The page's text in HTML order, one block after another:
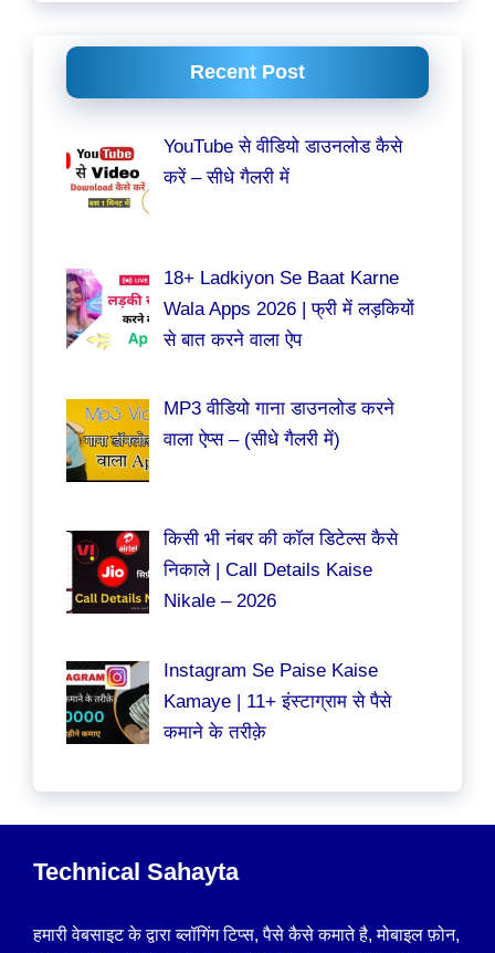
Recent Post
YouTube से वीडियो डाउनलोड कैसे
करें – सीधे गैलरी में
18+ Ladkiyon Se Baat Karne
Wala Apps 2026 | फ्री में लड़कियों
से बात करने वाला ऐप
MP3 वीडियो गाना डाउनलोड करने
वाला ऐप्स – (सीधे गैलरी में)
किसी भी नंबर की कॉल डिटेल्स कैसे
निकाले | Call Details Kaise
Nikale – 2026
Instagram Se Paise Kaise
Kamaye | 11+ इंस्टाग्राम से पैसे
कमाने के तरीक़े
Technical Sahayta
हमारी वेबसाइट के द्वारा ब्लॉगिंग टिप्स, पैसे कैसे कमाते है, मोबाइल फ़ोन,